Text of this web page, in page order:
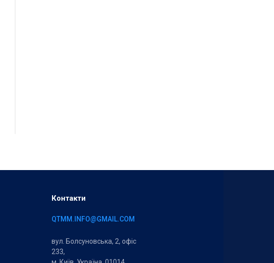
Контакти
QTMM.INFO@GMAIL.COM
вул. Болсуновська, 2, офіс
233,